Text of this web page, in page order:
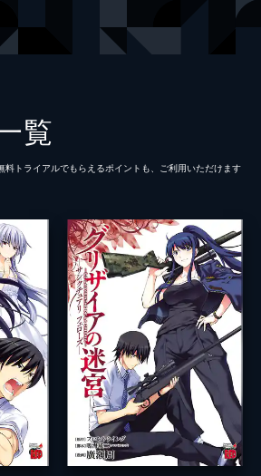
覧
料トライアルでもらえるポイントも、ご利⽤いただけます